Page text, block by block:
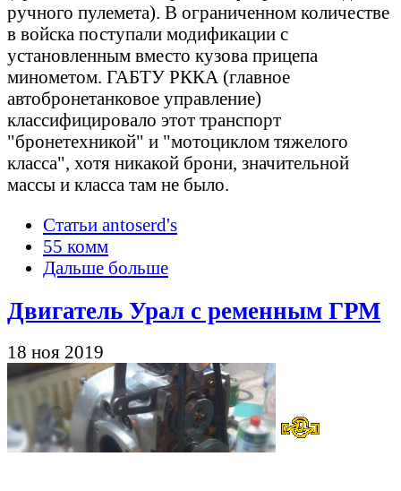
ручного пулемета). В ограниченном количестве
в войска поступали модификации с
установленным вместо кузова прицепа
минометом. ГАБТУ РККА (главное
автобронетанковое управление)
классифицировало этот транспорт
"бронетехникой" и "мотоциклом тяжелого
класса", хотя никакой брони, значительной
массы и класса там не было.
Статьи antoserd's
55 комм
Дальше больше
Двигатель Урал с ременным ГРМ
18 ноя 2019